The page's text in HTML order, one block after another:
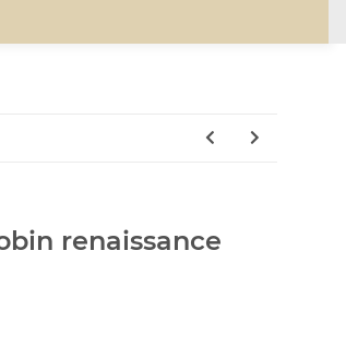
renaissance